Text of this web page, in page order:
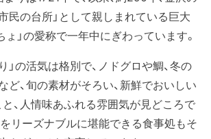
民の台所」として親しまれている巨大
ょ」の愛称で一年中にぎわっています。
」の活気は格別で、ノドグロや鯛、冬の
ど、旬の素材がそろい、新鮮でおいしい
、人情味あふれる雰囲気が見どころで
リーズナブルに堪能できる食事処もそ